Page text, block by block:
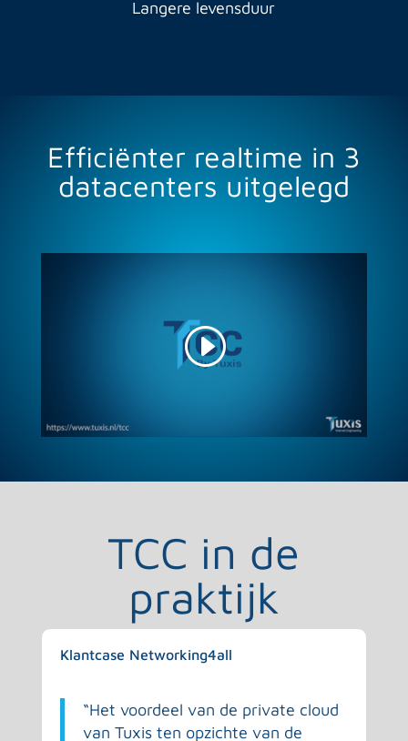
Langere levensduur
Efficiënter realtime in 3
datacenters uitgelegd
TCC in de
praktijk
Klantcase Networking4all
“Het voordeel van de private cloud
van Tuxis ten opzichte van de